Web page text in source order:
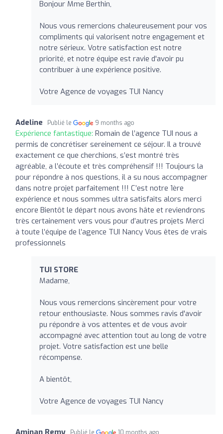
Bonjour Mme Berthin,
Nous vous remercions chaleureusement pour vos
compliments qui valorisent notre engagement et
notre sérieux. Votre satisfaction est notre
priorité, et notre équipe est ravie d'avoir pu
contribuer à une expérience positive.
Votre Agence de voyages TUI Nancy
Adeline Publié le 9 months ago
Expérience fantastique: Romain de l’agence TUI nous a
permis de concrétiser sereinement ce séjour. Il a trouvé
exactement ce que cherchions, s’est montré très
agréable, a l’écoute et très compréhensif !!! Toujours la
pour répondre à nos questions, il a su nous accompagner
dans notre projet parfaitement !!! C’est notre 1ère
expérience et nous sommes ultra satisfaits alors merci
encore Bientôt le départ nous avons hâte et reviendrons
très certainement vers vous pour d’autres projets Merci
à toute l’équipe de l’agence TUI Nancy Vous êtes de vrais
professionnels
TUI STORE
Madame,
Nous vous remercions sincèrement pour votre
retour enthousiaste. Nous sommes ravis d'avoir
pu répondre à vos attentes et de vous avoir
accompagné avec attention tout au long de votre
projet. Votre satisfaction est une belle
récompense.
A bientôt,
Votre Agence de voyages TUI Nancy
Aminan Remy Publié le 10 months ago